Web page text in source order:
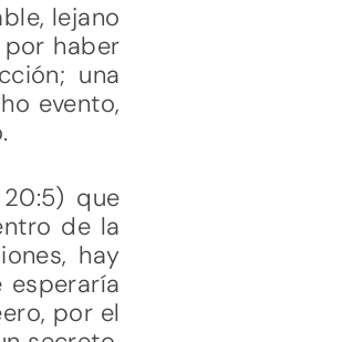
lejano
haber
una
evento,
que
de la
hay
por el